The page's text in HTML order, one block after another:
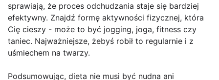
sprawiają, że proces odchudzania staje się bardziej
efektywny. Znajdź formę aktywności fizycznej, która
Cię cieszy - może to być jogging, joga, fitness czy
taniec. Najważniejsze, żebyś robił to regularnie i z
uśmiechem na twarzy.
Podsumowując, dieta nie musi być nudna ani